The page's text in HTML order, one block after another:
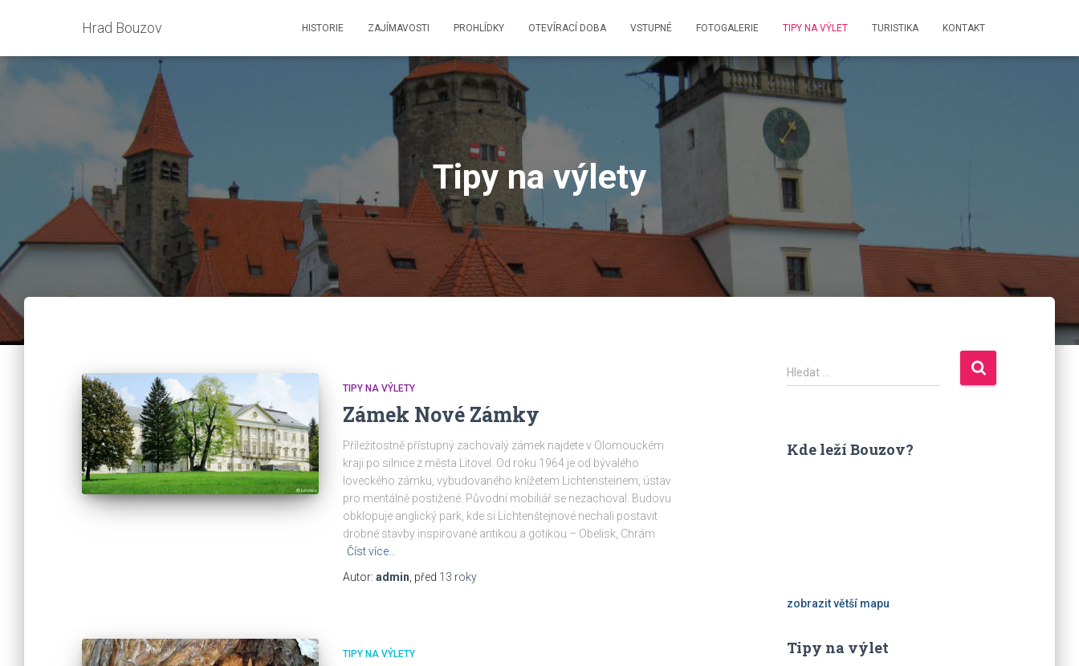
Hrad Bouzov HISTORIE ZAJÍMAVOSTI PROHLÍDKY OTEVÍRACÍ DOBA VSTUPNÉ FOTOGALERIE TIPY NA VÝLET TURISTIKA KONTAKT
Tipy na výlety
TIPY NA VÝLETY
Zámek Nové Zámky
Příležitostně přístupný zachovalý zámek najdete v Olomouckém
kraji po silnice z města Litovel. Od roku 1964 je od bývalého
loveckého zámku, vybudovaného knížetem Lichtensteinem, ústav
pro mentálně postižené. Původní mobiliář se nezachoval. Budovu
obklopuje anglický park, kde si Lichtenštejnové nechali postavit
drobné stavby inspirované antikou a gotikou – Obelisk, Chrám
Číst více…
Autor: admin , před 13 roky
TIPY NA VÝLETY
V
y
d
Hledat …
Kde leží Bouzov?
zobrazit větší mapu
Tipy na výlet